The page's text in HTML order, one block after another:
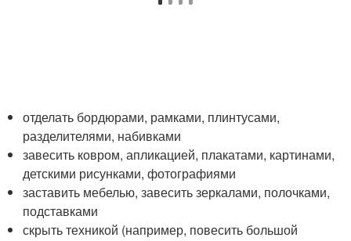
отделать бордюрами, рамками, плинтусами,
разделителями, набивками
завесить ковром, апликацией, плакатами, картинами,
детскими рисунками, фотографиями
заставить мебелью, завесить зеркалами, полочками,
подставками
скрыть техникой (например, повесить большой